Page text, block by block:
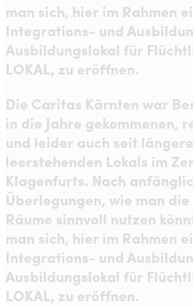
man sich, hier im Rahmen
Integrations- und
Ausbildungslokal für
LOKAL, zu eröffnen.
Die Caritas Kärnten war
in die Jahre gekommenen,
und leider auch seit
leerstehenden Lokals im
Klagenfurts. Nach
Überlegungen, wie man
Räume sinnvoll nutzen
man sich, hier im Rahmen
Integrations- und
Ausbildungslokal für
LOKAL, zu eröffnen.